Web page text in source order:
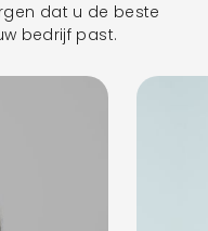
dat u de beste
bedrijf past.